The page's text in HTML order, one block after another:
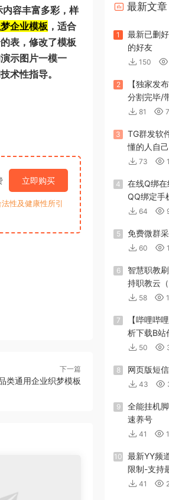
容丰富多彩，样
企业模板 ，适合
表，修改了模板
示图片一模一
术性指导。
立即购买
性及健康性所引
下一篇
类通用企业织梦模板
最新文章
1
最新已删
的好友
150
2
【独家发
分割完毕/
81
3
TG群发软
懂的人自
73
4
在线Q绑
QQ绑定手
64
5 免费微群
60
6
智慧职教
持职教云
58
7
【哔哩哔
析下载B站
50
8 网页版短
43
9
全能挂机
速养号
41
10
最新YY频
限制-支持
41